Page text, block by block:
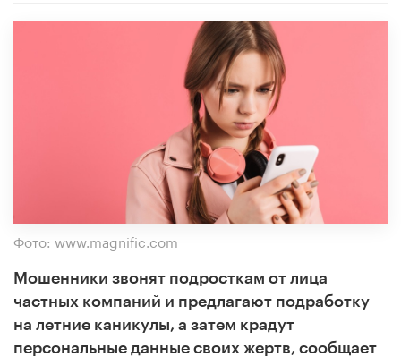
Фото: www.magnific.com
Мошенники звонят подросткам от лица
частных компаний и предлагают подработку
на летние каникулы, а затем крадут
персональные данные своих жертв, сообщает